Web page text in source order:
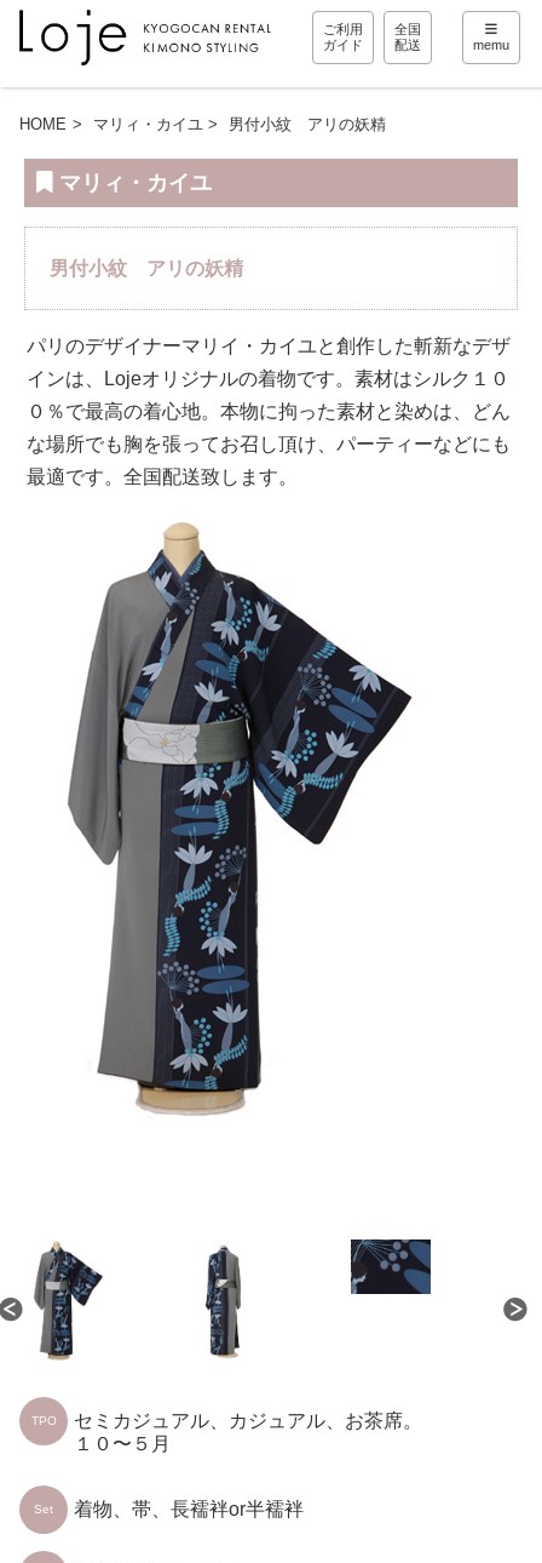
ご利用
ガイド
全国
配送
memu
HOME マリィ・カイユ 男付小紋 アリの妖精
マリィ・カイユ
男付小紋 アリの妖精
パリのデザイナーマリイ・カイユと創作した斬新なデザ
インは、Lojeオリジナルの着物です。素材はシルク１０
０％で最高の着心地。本物に拘った素材と染めは、どん
な場所でも胸を張ってお召し頂け、パーティーなどにも
最適です。全国配送致します。
TPO
セミカジュアル、カジュアル、お茶席。
１０〜５月
Set 着物、帯、長襦袢or半襦袢